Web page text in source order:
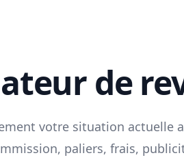
de
votre situation actuelle
paliers, frais,